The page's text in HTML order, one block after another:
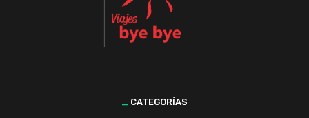
_ CATEGORÍAS